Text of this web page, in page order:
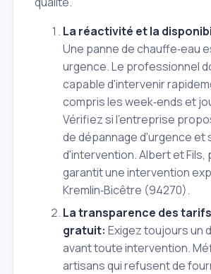
La réactivité et la
Une panne de chauffe‑eau
urgence. Le professionnel
capable d'intervenir
compris les week‑ends et
Vérifiez si l'entreprise
de dépannage d'urgence et
d'intervention. Albert et Fils,
garantit une intervention
Kremlin‑Bicêtre (94270).
La transparence des
gratuit: Exigez toujours un
avant toute intervention.
artisans qui refusent de